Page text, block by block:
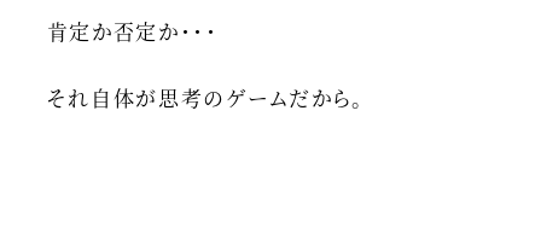
肯定か否定か・・・
それ自体が思考のゲームだから。